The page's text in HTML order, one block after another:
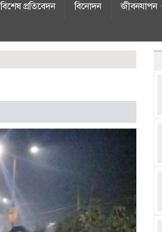
বিশেষ প্রতিবেদন বিনোদন
জীবনযাপন